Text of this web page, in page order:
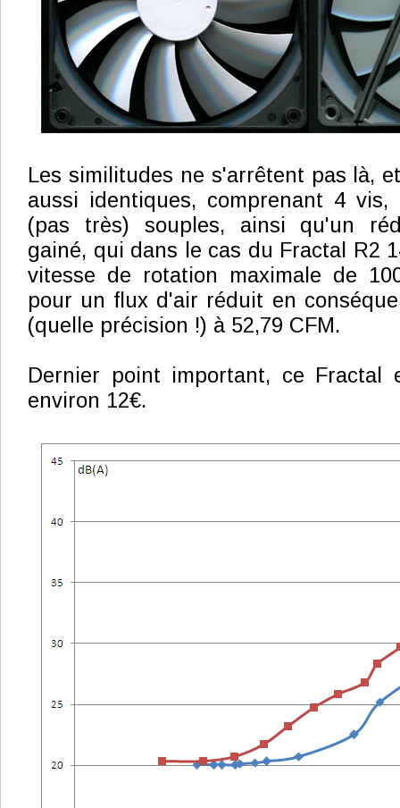
Les similitudes ne s'arrêtent pas là,
aussi identiques, comprenant 4
(pas très) souples, ainsi qu'un
gainé, qui dans le cas du Fractal R2
vitesse de rotation maximale de
pour un flux d'air réduit en
(quelle précision !) à 52,79 CFM.
Dernier point important, ce Fractal
environ 12€.